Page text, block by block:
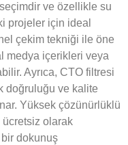
ve özellikle su
projeler için ideal
çekim tekniği ile öne
medya içerikleri veya
Ayrıca, CTO filtresi
doğruluğu ve kalite
Yüksek çözünürlüklü
ücretsiz olarak
dokunuş